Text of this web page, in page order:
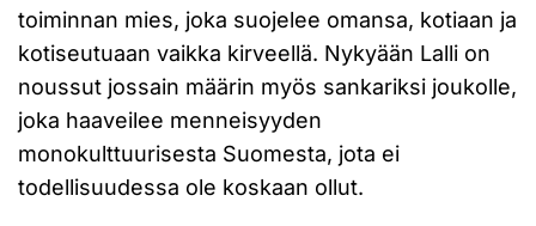
toiminnan mies, joka suojelee omansa, kotiaan ja
kotiseutuaan vaikka kirveellä. Nykyään Lalli on
noussut jossain määrin myös sankariksi joukolle,
joka haaveilee menneisyyden
monokulttuurisesta Suomesta, jota ei
todellisuudessa ole koskaan ollut.